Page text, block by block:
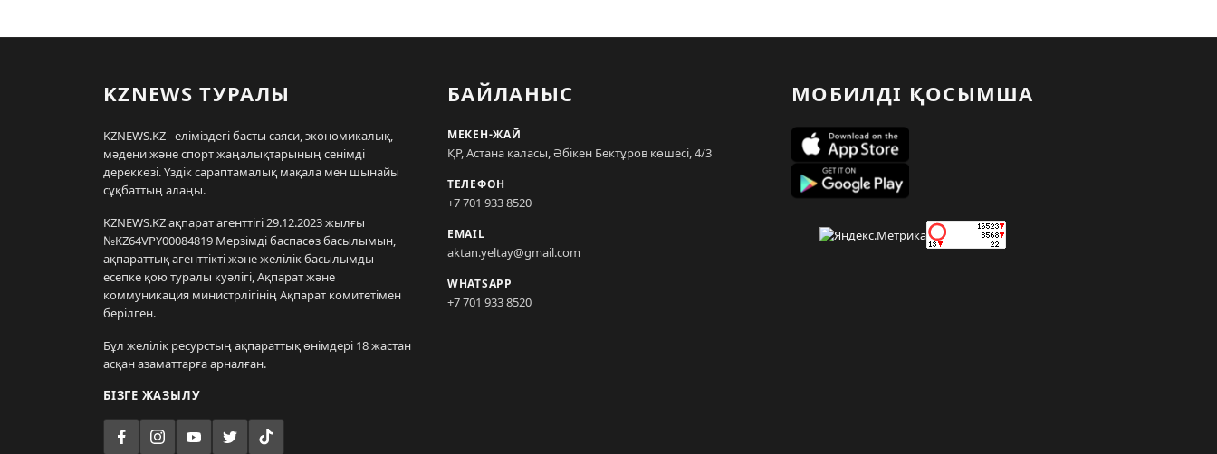
KZNEWS ТУРАЛЫ
KZNEWS.KZ - еліміздегі басты саяси, экономикалық,
мәдени және спорт жаңалықтарының сенімді
дереккөзі. Үздік сараптамалық мақала мен шынайы
сұқбаттың алаңы.
KZNEWS.KZ ақпарат агенттігі 29.12.2023 жылғы
№KZ64VPY00084819 Мерзімді баспасөз басылымын,
ақпараттық агенттікті және желілік басылымды
есепке қою туралы куәлігі, Ақпарат және
коммуникация министрлігінің Ақпарат комитетімен
берілген.
Бұл желілік ресурстың ақпараттық өнімдері 18 жастан
асқан азаматтарға арналған.
БІЗГЕ ЖАЗЫЛУ
БАЙЛАНЫС
МЕКЕН-ЖАЙ
ҚР, Астана қаласы, Әбікен Бектұров көшесі, 4/3
ТЕЛЕФОН
+7 701 933 8520
EMAIL
aktan.yeltay@gmail.com
WHATSAPP
+7 701 933 8520
МОБИЛДІ ҚОСЫМША